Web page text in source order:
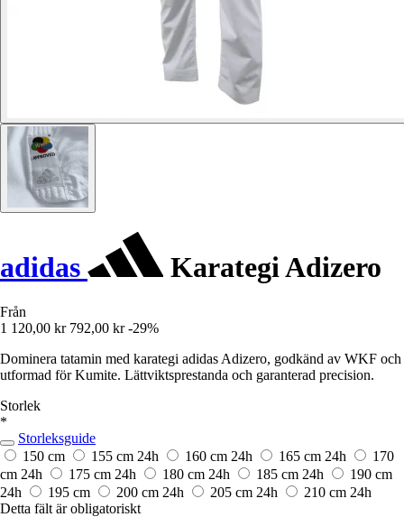
adidas Karategi Adizero
Från
1 120,00 kr 792,00 kr -29%
Dominera tatamin med karategi adidas Adizero, godkänd av WKF och
utformad för Kumite. Lättviktsprestanda och garanterad precision.
Storlek
*
Storleksguide
150 cm
155 cm 24h 160 cm 24h 165 cm 24h
170
cm 24h 175 cm 24h 180 cm 24h 185 cm 24h
190 cm
24h
195 cm 200 cm 24h 205 cm 24h 210 cm 24h
Detta fält är obligatoriskt